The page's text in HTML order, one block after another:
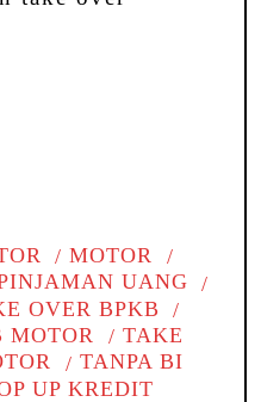
MOTOR
UANG
OVER BPKB
MOTOR
TAKE
TANPA BI
UP KREDIT